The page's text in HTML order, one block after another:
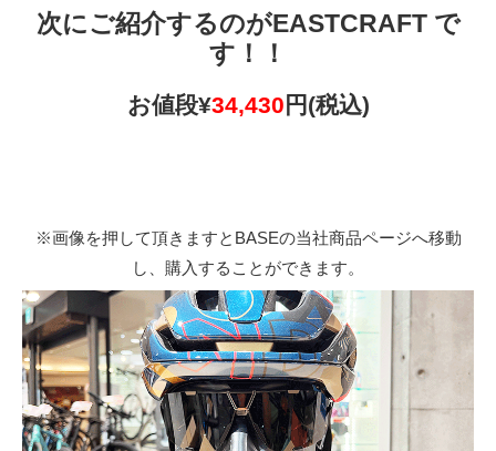
次にご紹介するのがEASTCRAFT で
す！！
お値段¥34,430 円(税込)
※画像を押して頂きますとBASEの当社商品ページへ移動
し、購入することができます。